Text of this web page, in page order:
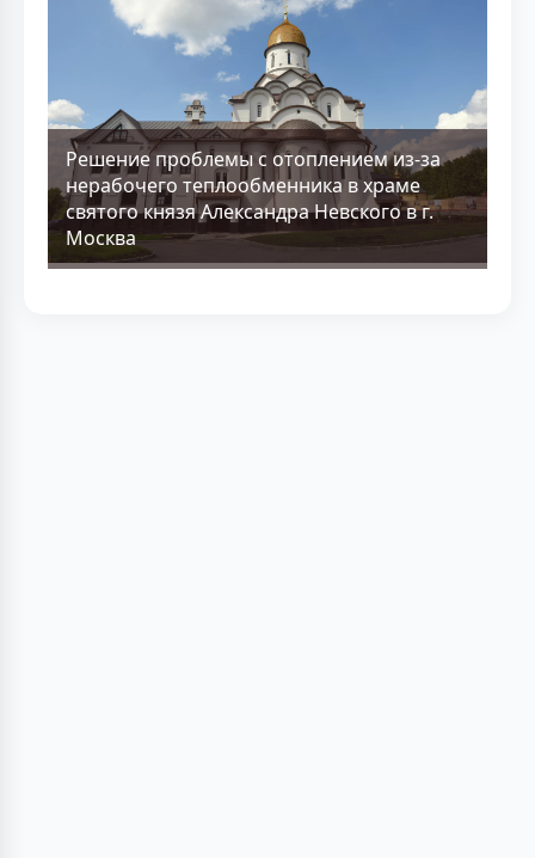
Решение проблемы с отоплением из-за
нерабочего теплообменника в храме
святого князя Александра Невского в г.
Москва